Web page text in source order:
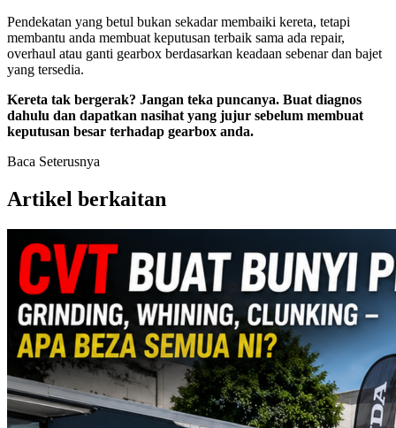
Pendekatan yang betul bukan sekadar membaiki kereta, tetapi
membantu anda membuat keputusan terbaik sama ada repair,
overhaul atau ganti gearbox berdasarkan keadaan sebenar dan bajet
yang tersedia.
Kereta tak bergerak? Jangan teka puncanya. Buat diagnos
dahulu dan dapatkan nasihat yang jujur sebelum membuat
keputusan besar terhadap gearbox anda.
Baca Seterusnya
Artikel berkaitan